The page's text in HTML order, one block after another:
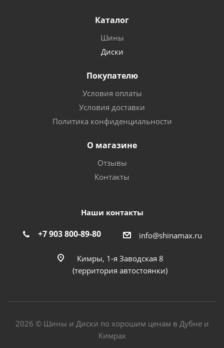
Каталог
Шины
Диски
Покупателю
Условия оплаты
Условия доставки
Политика конфиденциальности
О магазине
Отзывы
Контакты
Наши контакты
+7 903 800-89-80 info@shinamax.ru
Кимры, 1-я Заводская 8
(территория автостоянки)
2026 © Шины и Диски по хорошим ценам в Дубне и
Кимрах